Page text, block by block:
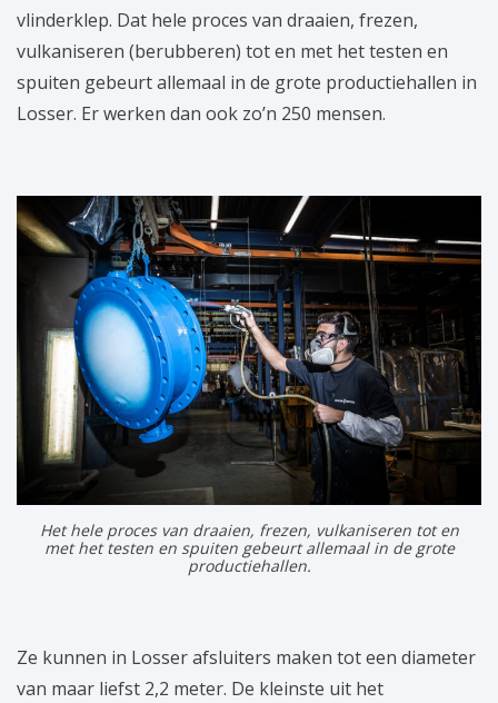
vlinderklep. Dat hele proces van draaien, frezen,
vulkaniseren (berubberen) tot en met het testen en
spuiten gebeurt allemaal in de grote productiehallen in
Losser. Er werken dan ook zo’n 250 mensen.
Het hele proces van draaien, frezen, vulkaniseren tot en
met het testen en spuiten gebeurt allemaal in de grote
productiehallen.
Ze kunnen in Losser afsluiters maken tot een diameter
van maar liefst 2,2 meter. De kleinste uit het